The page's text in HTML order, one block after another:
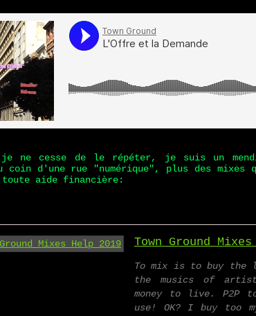
je ne cesse de le répéter, je suis un
coin d'une rue "numérique", plus des mixes
toute aide financière:
Town Ground
To mix is to buy the
the musics of
money to live. P2P
use! OK? I buy too